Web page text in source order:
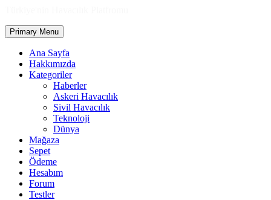
Primary Menu
Ana Sayfa
Hakkımızda
Kategoriler
Haberler
Askeri Havacılık
Sivil Havacılık
Teknoloji
Dünya
Mağaza
Sepet
Ödeme
Hesabım
Forum
Testler